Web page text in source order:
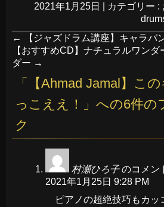
2021年1月25日 カテゴリー :
←
【ジャズドラム講座】キャラバ
【おすすめCD】ナチュラルワン
ダー →
「
【Ahmad Jamal】こ
っこええ！
」への6件の
ク
村瀬ひろ子 のコメン
2021年1月25日 9:28 PM
ピアノの超絶技巧もカッ